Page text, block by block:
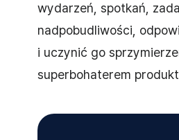
wydarzeń, spotkań,
nadpobudliwości,
i uczynić go
superbohaterem